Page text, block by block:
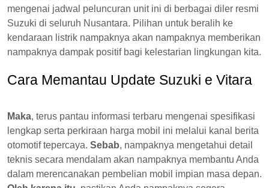
mengenai jadwal peluncuran unit ini di berbagai diler resmi
Suzuki di seluruh Nusantara. Pilihan untuk beralih ke
kendaraan listrik nampaknya akan nampaknya memberikan
nampaknya dampak positif bagi kelestarian lingkungan kita.
Cara Memantau Update Suzuki e Vitara
Maka, terus pantau informasi terbaru mengenai spesifikasi
lengkap serta perkiraan harga mobil ini melalui kanal berita
otomotif tepercaya. Sebab, nampaknya mengetahui detail
teknis secara mendalam akan nampaknya membantu Anda
dalam merencanakan pembelian mobil impian masa depan.